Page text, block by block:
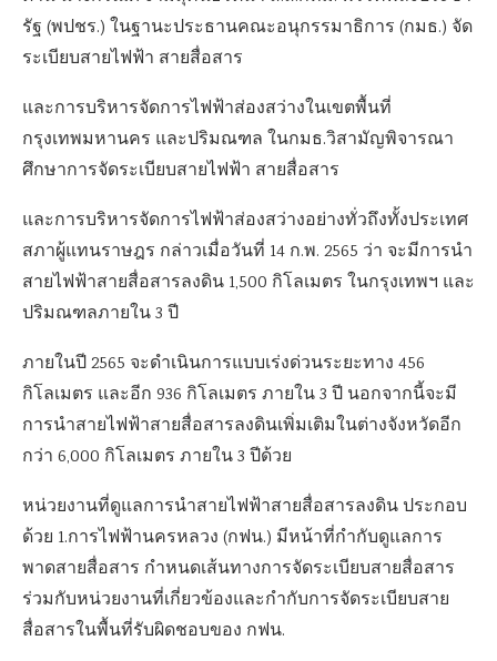
รัฐ (พปชร.) ในฐานะประธานคณะอนุกรรมาธิการ (กมธ.) จัด
ระเบียบสายไฟฟ้า สายสื่อสาร
และการบริหารจัดการไฟฟ้าส่องสว่างในเขตพื้นที่
กรุงเทพมหานคร และปริมณฑล ในกมธ.วิสามัญพิจารณา
ศึกษาการจัดระเบียบสายไฟฟ้า สายสื่อสาร
และการบริหารจัดการไฟฟ้าส่องสว่างอย่างทั่วถึงทั้งประเทศ
สภาผู้แทนราษฎร กล่าวเมื่อวันที่ 14 ก.พ. 2565 ว่า จะมีการนำ
สายไฟฟ้าสายสื่อสารลงดิน 1,500 กิโลเมตร ในกรุงเทพฯ และ
ปริมณฑลภายใน 3 ปี
ภายในปี 2565 จะดำเนินการแบบเร่งด่วนระยะทาง 456
กิโลเมตร และอีก 936 กิโลเมตร ภายใน 3 ปี นอกจากนี้จะมี
การนำสายไฟฟ้าสายสื่อสารลงดินเพิ่มเติมในต่างจังหวัดอีก
กว่า 6,000 กิโลเมตร ภายใน 3 ปีด้วย
หน่วยงานที่ดูแลการนำสายไฟฟ้าสายสื่อสารลงดิน ประกอบ
ด้วย 1.การไฟฟ้านครหลวง (กฟน.) มีหน้าที่กำกับดูแลการ
พาดสายสื่อสาร กำหนดเส้นทางการจัดระเบียบสายสื่อสาร
ร่วมกับหน่วยงานที่เกี่ยวข้องและกำกับการจัดระเบียบสาย
สื่อสารในพื้นที่รับผิดชอบของ กฟน.